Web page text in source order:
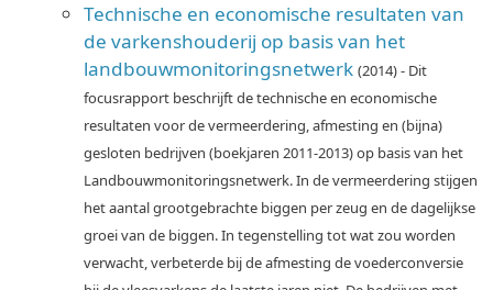
Technische en economische resultaten van
de varkenshouderij op basis van het
landbouwmonitoringsnetwerk (2014) - Dit
focusrapport beschrijft de technische en economische
resultaten voor de vermeerdering, afmesting en (bijna)
gesloten bedrijven (boekjaren 2011-2013) op basis van het
Landbouwmonitoringsnetwerk. In de vermeerdering stijgen
het aantal grootgebrachte biggen per zeug en de dagelijkse
groei van de biggen. In tegenstelling tot wat zou worden
verwacht, verbeterde bij de afmesting de voederconversie